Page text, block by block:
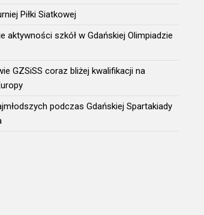
Piłki Siatkowej
aktywności szkół w Gdańskiej Olimpiadzie
GZSiSS coraz bliżej kwalifikacji na
podczas Gdańskiej Spartakiady